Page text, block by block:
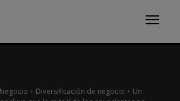
Diversificación de negocio
Un